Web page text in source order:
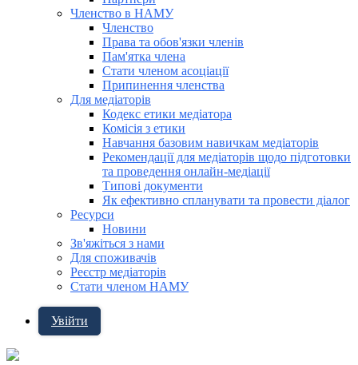
Членство в НАМУ
Членство
Права та обов'язки членів
Пам'ятка члена
Стати членом асоціації
Припинення членства
Для медіаторів
Кодекс етики медіатора
Комісія з етики
Навчання базовим навичкам медіаторів
Рекомендації для медіаторів щодо підготовки
та проведення онлайн-медіації
Типові документи
Як ефективно спланувати та провести діалог
Ресурси
Новини
Зв'яжіться з нами
Для споживачів
Реєстр медіаторів
Стати членом НАМУ
Увійти